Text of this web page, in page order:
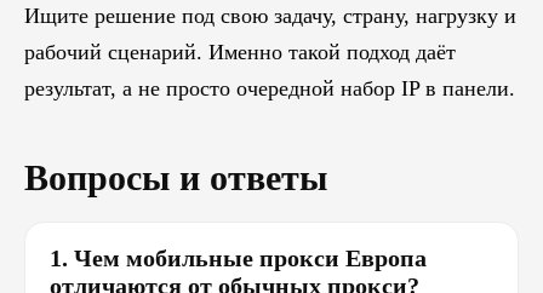
Ищите решение под свою задачу, страну, нагрузку и
рабочий сценарий. Именно такой подход даёт
результат, а не просто очередной набор IP в панели.
Вопросы и ответы
1. Чем мобильные прокси Европа
отличаются от обычных прокси?